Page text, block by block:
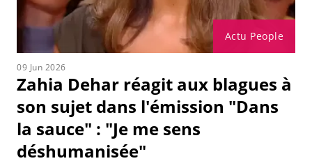
Actu People
09 Jun 2026
Zahia Dehar réagit aux blagues à
son sujet dans l'émission "Dans
la sauce" : "Je me sens
déshumanisée"